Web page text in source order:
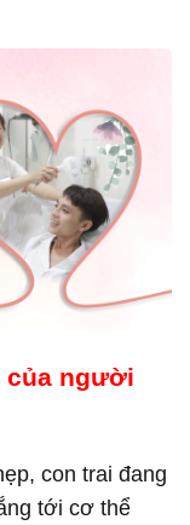
của người
con trai đang
tới cơ thể